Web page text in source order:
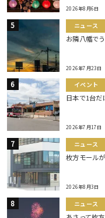
2026年8月6日
ニュース
お隣八幡で
2026年7月23日
イベント
日本で1台
2026年7月17日
ニュース
枚方モール
2026年8月3日
ニュース